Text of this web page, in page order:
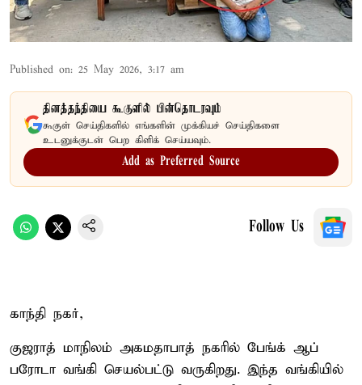
Published on: 25 May 2026, 3:17 am
தினத்தந்தியை கூகுளில் பின்தொடரவும்
கூகுள் செய்திகளில் எங்களின் முக்கியச் செய்திகளை
உடனுக்குடன் பெற கிளிக் செய்யவும்.
Add as Preferred Source
Follow Us
காந்தி நகர்,
குஜராத் மாநிலம் அகமதாபாத் நகரில் பேங்க் ஆப்
பரோடா வங்கி செயல்பட்டு வருகிறது. இந்த வங்கியில்